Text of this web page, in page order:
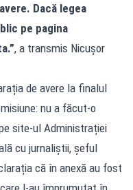
Dacă legea
pe pagina
, a transmis Nicușor
de avere la finalul
nu a făcut-o
site-ul Administrației
cu jurnaliștii, șeful
că în anexă au fost